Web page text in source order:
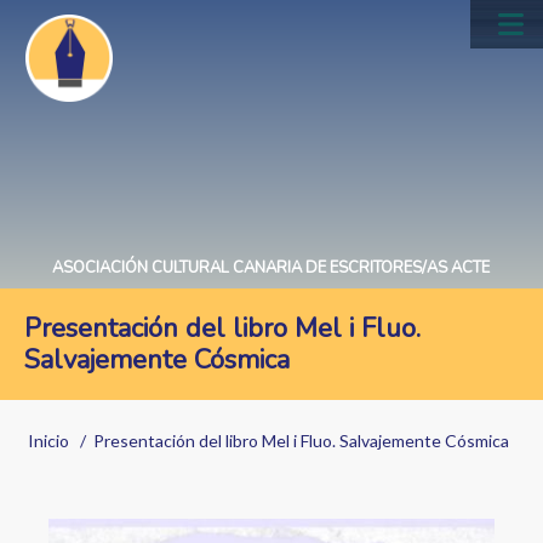
Pasar
contenido
principal
ASOCIACIÓN CULTURAL CANARIA DE ESCRITORES/AS ACTE
Presentación del libro Mel i Fluo.
Salvajemente Cósmica
Sobrescribir
Inicio Presentación del libro Mel i Fluo. Salvajemente Cósmica
Image